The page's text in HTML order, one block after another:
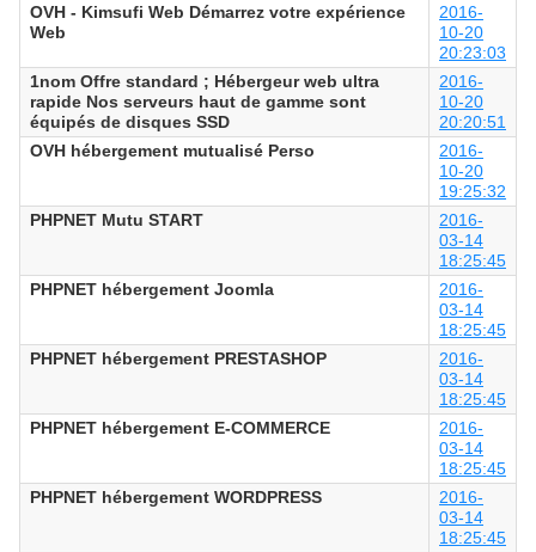
OVH - Kimsufi Web Démarrez votre expérience
Web
2016-
10-20
20:23:03
1nom Offre standard ; Hébergeur web ultra
rapide Nos serveurs haut de gamme sont
équipés de disques SSD
2016-
10-20
20:20:51
OVH hébergement mutualisé Perso
2016-
10-20
19:25:32
PHPNET Mutu START
2016-
03-14
18:25:45
PHPNET hébergement Joomla
2016-
03-14
18:25:45
PHPNET hébergement PRESTASHOP
2016-
03-14
18:25:45
PHPNET hébergement E-COMMERCE
2016-
03-14
18:25:45
PHPNET hébergement WORDPRESS
2016-
03-14
18:25:45